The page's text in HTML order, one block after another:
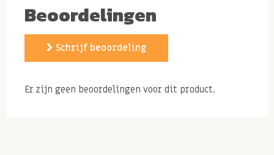
Tahin is de pasta die gemaakt wordt van geroosterde
sesamzaadjes. Kies je voor de bruine tahin dan is deze
gemaakt van ongepelde geroosterde sesamzaadjes.
een extra bruine kleur. Tahin heeft van nature een
Beoordelingen
Schrijf beoordeling
Er zijn geen beoordelingen voor dit product.